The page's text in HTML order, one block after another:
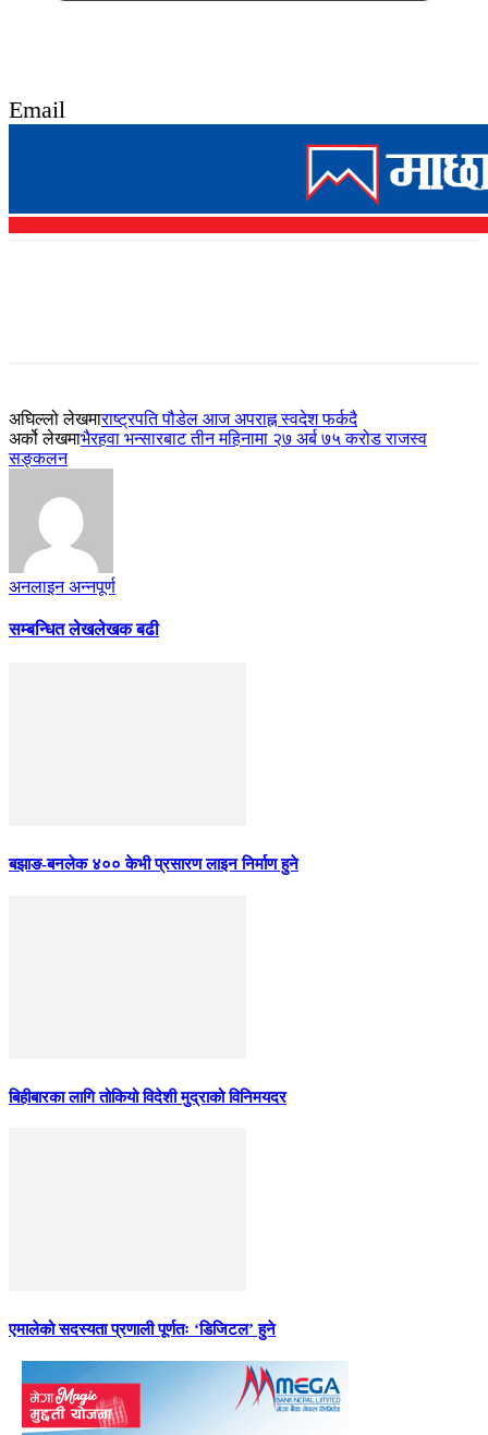
Email
अघिल्लो लेखमाराष्ट्रपति पौडेल आज अपराह्न स्वदेश फर्कदै
अर्को लेखमाभैरहवा भन्सारबाट तीन महिनामा २७ अर्ब ७५ करोड राजस्व
सङ्कलन
अनलाइन अन्नपूर्ण
सम्बन्धित लेखलेखक बढी
बझाङ-बनलेक ४०० केभी प्रसारण लाइन निर्माण हुने
बिहीबारका लागि तोकियो विदेशी मुद्राको विनिमयदर
एमालेको सदस्यता प्रणाली पूर्णतः ‘डिजिटल’ हुने